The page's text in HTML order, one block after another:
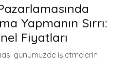
Yapmanın Sırrı:
Fiyatları
günümüzde işletmelerin